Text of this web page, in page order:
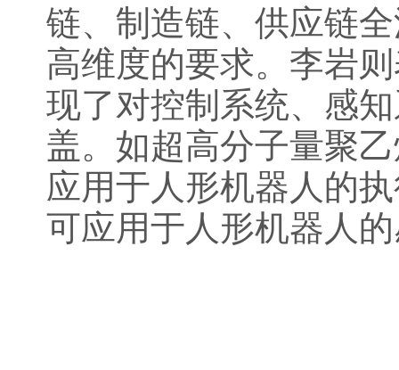
链、制造链、供应链
高维度的要求。李岩
现了对控制系统、感
盖。如超高分子量聚
应用于人形机器人的
可应用于人形机器人